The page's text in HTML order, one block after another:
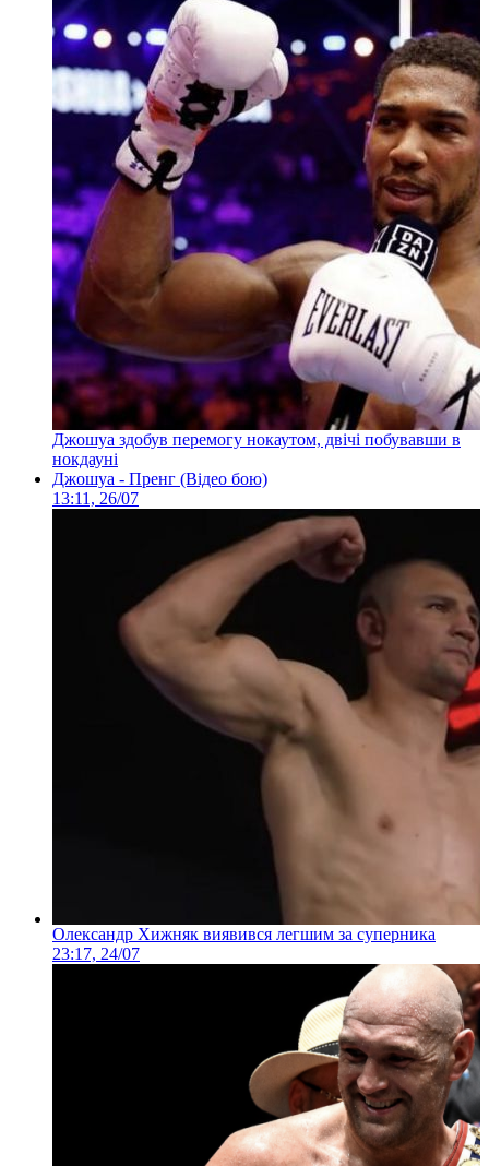
Джошуа здобув перемогу нокаутом, двічі побувавши в
нокдауні
Джошуа - Пренг (Відео бою)
13:11, 26/07
Олександр Хижняк виявився легшим за суперника
23:17, 24/07